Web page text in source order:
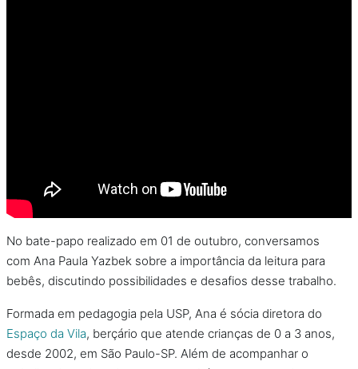
No bate-papo realizado em 01 de outubro, conversamos
com Ana Paula Yazbek sobre a importância da leitura para
bebês, discutindo possibilidades e desafios desse trabalho.
Formada em pedagogia pela USP, Ana é sócia diretora do
Espaço da Vila, berçário que atende crianças de 0 a 3 anos,
desde 2002, em São Paulo-SP. Além de acompanhar o